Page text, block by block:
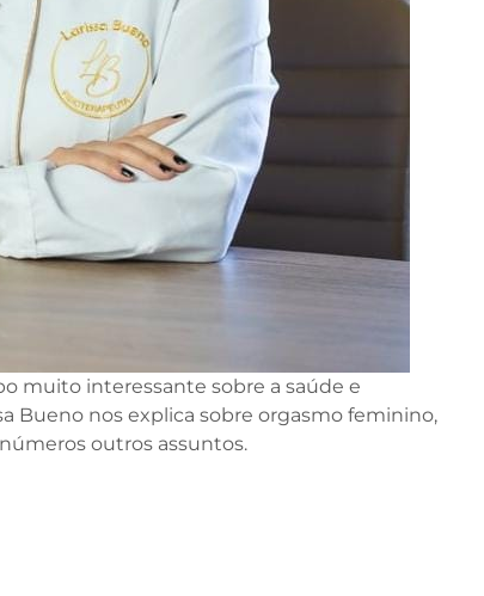
muito interessante sobre a saúde e
Bueno nos explica sobre orgasmo feminino,
outros assuntos.